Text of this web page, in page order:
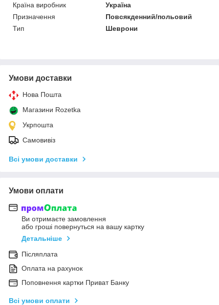
Країна виробник
Україна
Призначення
Повсякденний/польовий
Тип
Шеврони
Умови доставки
Нова Пошта
Магазини Rozetka
Укрпошта
Самовивіз
Всі умови доставки
Умови оплати
Ви отримаєте замовлення
або гроші повернуться на вашу картку
Детальніше
Післяплата
Оплата на рахунок
Поповнення картки Приват Банку
Всі умови оплати